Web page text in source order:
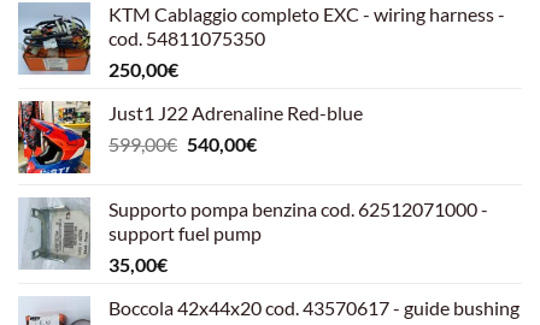
KTM Cablaggio completo EXC - wiring harness -
cod. 54811075350
250,00€
Just1 J22 Adrenaline Red-blue
599,00€ Il
era:
599,00€.
540,00€Il
è:
540,00€.
Supporto pompa benzina cod. 62512071000 -
support fuel pump
35,00€
Boccola 42x44x20 cod. 43570617 - guide bushing